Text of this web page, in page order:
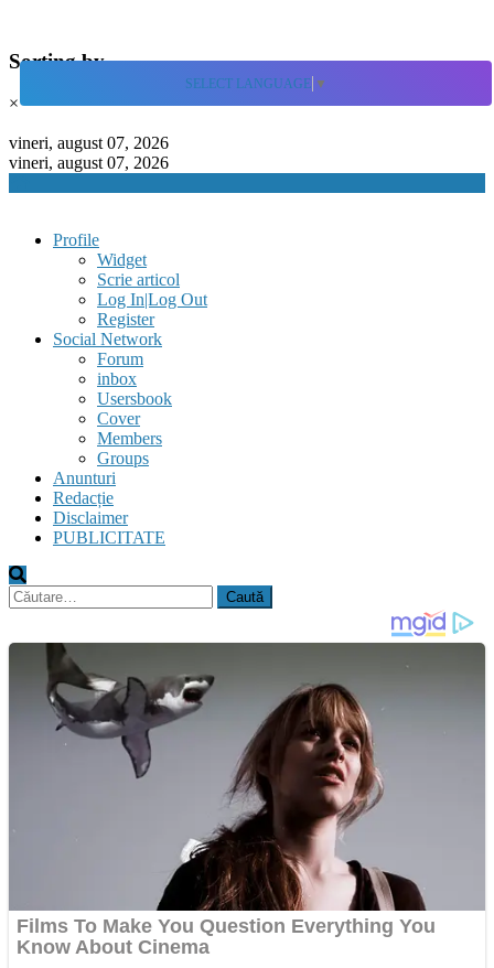
Sorting by
×
to
content
vineri, august 07, 2026
vineri, august 07, 2026
Profile
Widget
Scrie articol
Log In|Log Out
Register
Social Network
Forum
inbox
Usersbook
Cover
Members
Groups
Anunturi
Redacție
Disclaimer
PUBLICITATE
Caută
după:
SELECT LANGUAGE ▼